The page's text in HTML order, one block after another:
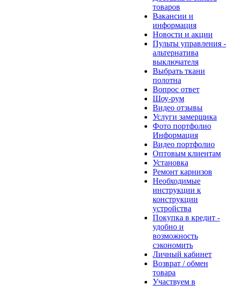
товаров
Вакансии и
информация
Новости и акции
Пульты управления -
альтернатива
выключателя
Выбрать ткани
полотна
Вопрос ответ
Шоу-рум
Видео отзывы
Услуги замерщика
Фото портфолио
Информация
Видео портфолио
Оптовым клиентам
Установка
Ремонт карнизов
Необходимые
инструкции к
конструкции
устройства
Покупка в кредит -
удобно и
возможность
сэкономить
Личный кабинет
Возврат / обмен
товара
Участвуем в